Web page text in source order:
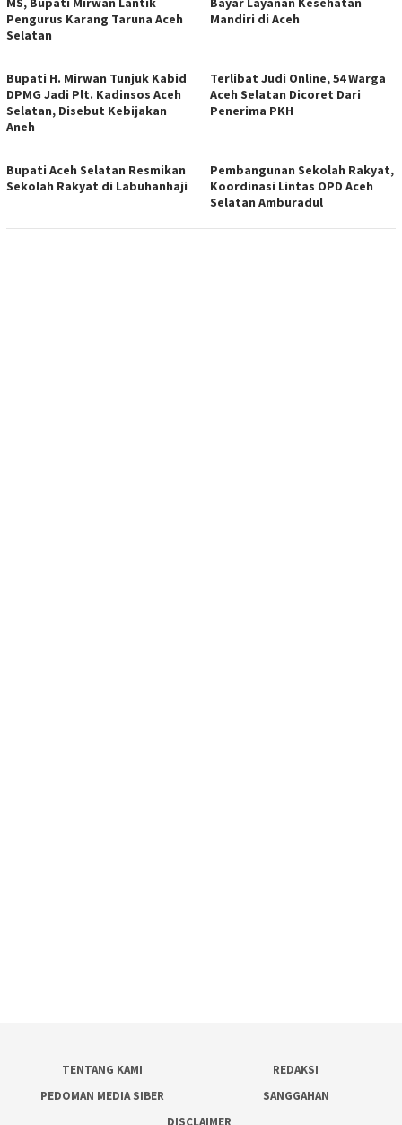
Pengurus Karang Taruna Aceh
Selatan
Mandiri di Aceh
Bupati H. Mirwan Tunjuk Kabid
DPMG Jadi Plt. Kadinsos Aceh
Selatan, Disebut Kebijakan
Aneh
Terlibat Judi Online, 54 Warga
Aceh Selatan Dicoret Dari
Penerima PKH
Bupati Aceh Selatan Resmikan
Sekolah Rakyat di Labuhanhaji
Pembangunan Sekolah Rakyat,
Koordinasi Lintas OPD Aceh
Selatan Amburadul
TENTANG KAMI
REDAKSI
PEDOMAN MEDIA SIBER
SANGGAHAN
DISCLAIMER